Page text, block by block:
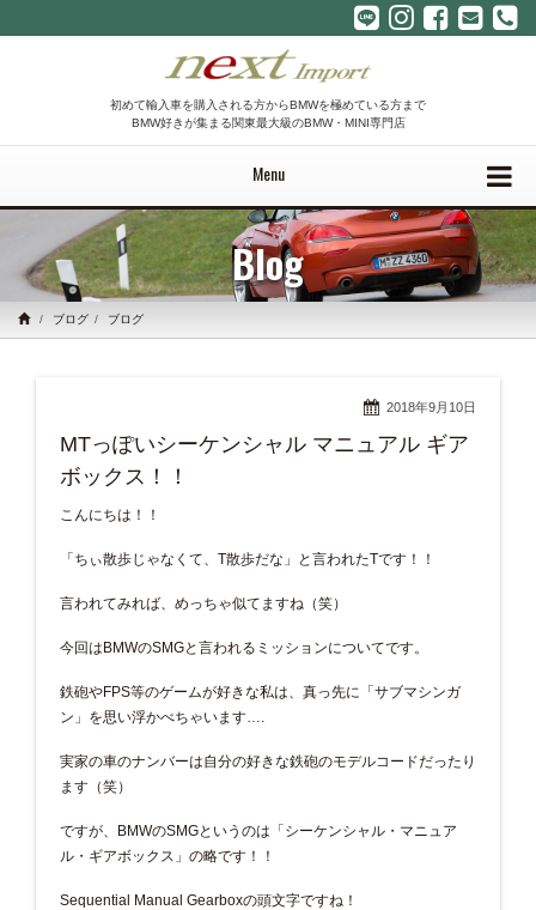
初めて輸入車を購入される方からBMWを極めている方まで
BMW好きが集まる関東最大級のBMW・MINI専門店
Menu
Blog
ブログ ブログ
2018年9月10日
MTっぽいシーケンシャル マニュアル ギア
ボックス！！
こんにちは！！
「ちぃ散歩じゃなくて、T散歩だな」と言われたTです！！
言われてみれば、めっちゃ似てますね（笑）
今回はBMWのSMGと言われるミッションについてです。
鉄砲やFPS等のゲームが好きな私は、真っ先に「サブマシンガ
ン」を思い浮かべちゃいます….
実家の車のナンバーは自分の好きな鉄砲のモデルコードだったり
ます（笑）
ですが、BMWのSMGというのは「シーケンシャル・マニュア
ル・ギアボックス」の略です！！
Sequential Manual Gearboxの頭文字ですね！